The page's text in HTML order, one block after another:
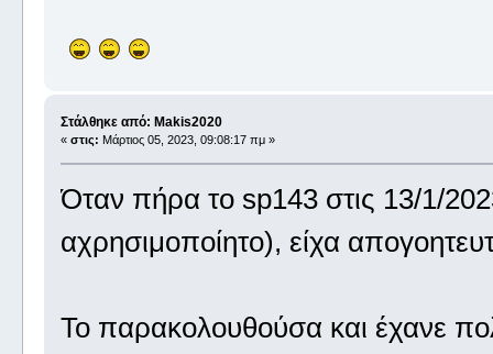
Στάλθηκε από: Makis2020
« στις: Μάρτιος 05, 2023, 09:08:17 πμ »
Όταν πήρα το sp143 στις 13/1/
αχρησιμοποίητο), είχα
Το παρακολουθούσα και έχανε